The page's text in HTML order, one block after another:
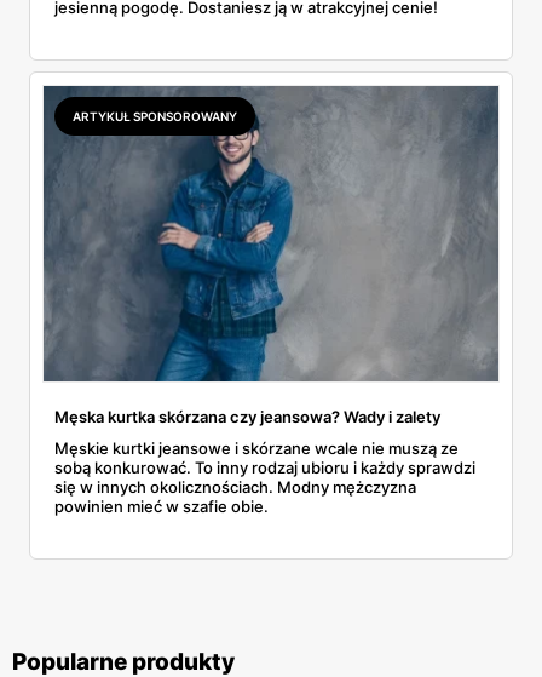
jesienną pogodę. Dostaniesz ją w atrakcyjnej cenie!
ARTYKUŁ SPONSOROWANY
Męska kurtka skórzana czy jeansowa? Wady i zalety
Męskie kurtki jeansowe i skórzane wcale nie muszą ze
sobą konkurować. To inny rodzaj ubioru i każdy sprawdzi
się w innych okolicznościach. Modny mężczyzna
powinien mieć w szafie obie.
Popularne produkty